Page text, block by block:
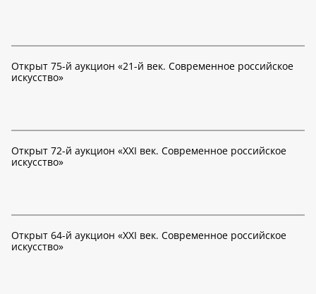
Открыт 75-й аукцион «21-й век. Современное российское
искусство»
Открыт 72-й аукцион «XXI век. Современное российское
искусство»
Открыт 64-й аукцион «XXI век. Современное российское
искусство»